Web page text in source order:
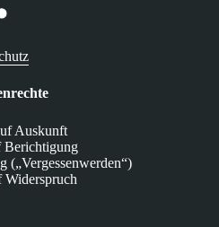
Auskunft
Berichtigung
(„Vergessenwerden“)
Widerspruch